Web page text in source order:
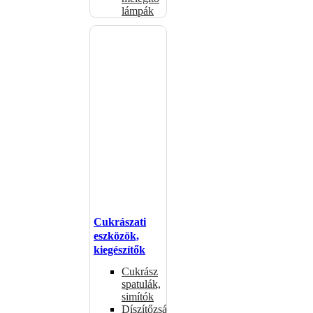
lámpák
Cukrászati
eszközök,
kiegészítők
Cukrász
spatulák,
simítók
Díszítőzsákok